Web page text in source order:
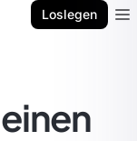
Loslegen